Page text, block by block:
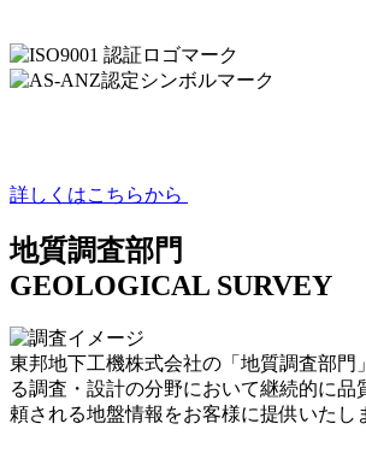
詳しくはこちらから
地質調査部門
GEOLOGICAL SURVEY
東邦地下工機株式会社の「地質調査部門
る調査・設計の分野において継続的に品
頼される地盤情報をお客様に提供いたし